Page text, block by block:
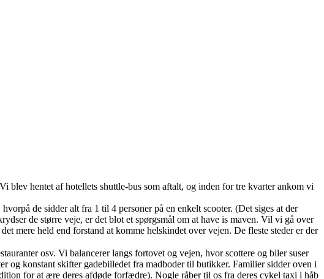
blev hentet af hotellets shuttle-bus som aftalt, og inden for tre kvarter ankom vi
de sidder alt fra 1 til 4 personer på en enkelt scooter. (Det siges at der
de større veje, er det blot et spørgsmål om at have is maven. Vil vi gå over
mere held end forstand at komme helskindet over vejen. De fleste steder er der
osv. Vi balancerer langs fortovet og vejen, hvor scottere og biler suser
og konstant skifter gadebilledet fra madboder til butikker. Familier sidder oven i
for at ære deres afdøde forfædre). Nogle råber til os fra deres cykel taxi i håb